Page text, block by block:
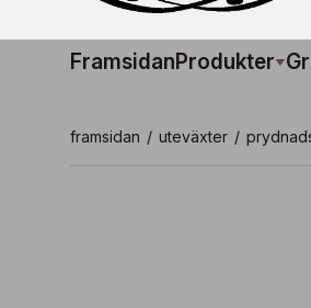
FramsidanProdukter
framsidan / uteväxter /